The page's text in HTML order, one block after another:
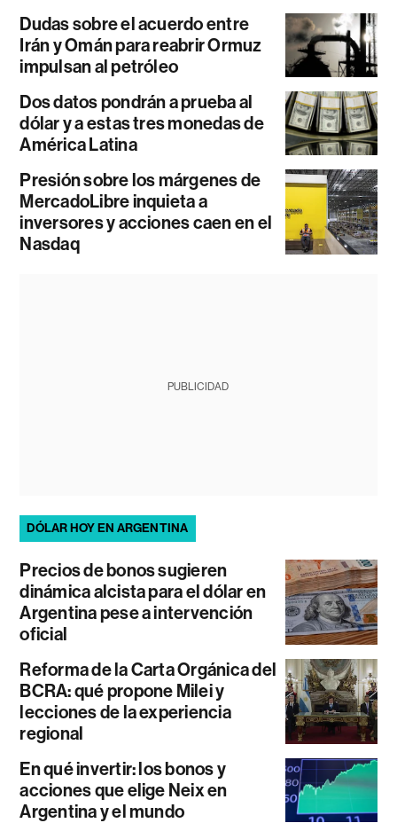
Dudas sobre el acuerdo entre
Irán y Omán para reabrir Ormuz
impulsan al petróleo
Dos datos pondrán a prueba al
dólar y a estas tres monedas de
América Latina
Presión sobre los márgenes de
MercadoLibre inquieta a
inversores y acciones caen en el
Nasdaq
PUBLICIDAD
DÓLAR HOY EN ARGENTINA
Precios de bonos sugieren
dinámica alcista para el dólar en
Argentina pese a intervención
oficial
Reforma de la Carta Orgánica del
BCRA: qué propone Milei y
lecciones de la experiencia
regional
En qué invertir: los bonos y
acciones que elige Neix en
Argentina y el mundo